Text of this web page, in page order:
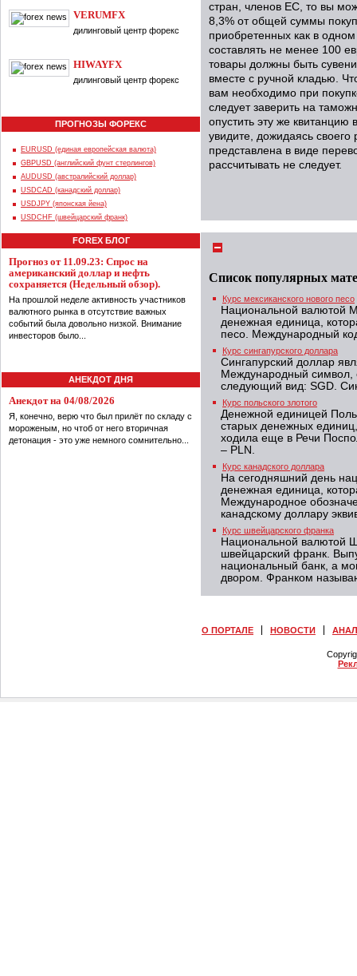
VERUMFX
дилинговый центр форекс
HIWAYFX
дилинговый центр форекс
ПРОГНОЗЫ ФОРЕКС
EURUSD (единая европейская валюта)
GBPUSD (английский фунт стерлингов)
AUDUSD (австралийский доллар)
USDCAD (канадский доллар)
USDJPY (японская йена)
USDCHF (швейцарский франк)
FOREX БЛОГ
Прогноз от 11.09.23: Спрос на
американский доллар и нефть
сохраняется (Недельный обзор).
На прошлой неделе активность участников
валютного рынка в отсутствие важных
событий была довольно низкой. Внимание
инвесторов было...
АНЕКДОТ ДНЯ
Анекдот на 04/08/2026
Я, конечно, верю что был прилёт по складу с
мороженым, но чтоб от него вторичная
детонация - это уже немного сомнительно...
стран, членов ЕС, то вы
8,3% от общей суммы
приобретенных как в
составлять не менее 100
товары должны быть
вместе с ручной кладью.
вам необходимо при
следует заверить на
опустить эту же
увидите, дожидаясь
представлена в виде
рассчитывать не следует.
Список популярных
Курс мексиканского нового песо
Национальной валютой
денежная единица,
песо. Международный
Курс сингапурского доллара
Сингапурский доллар
Международный символ,
следующий вид: SGD.
Курс польского злотого
Денежной единицей
старых денежных
ходила еще в Речи
– PLN.
Курс канадского доллара
На сегодняшний день
денежная единица,
Международное
канадскому доллару
Курс швейцарского франка
Национальной валютой
швейцарский франк.
национальный банк, а
двором. Франком
О ПОРТАЛЕ НОВОСТИ